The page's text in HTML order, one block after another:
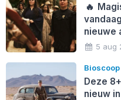
🔥
nieuwe
5 aug
Bioscoop
Deze
nieuw